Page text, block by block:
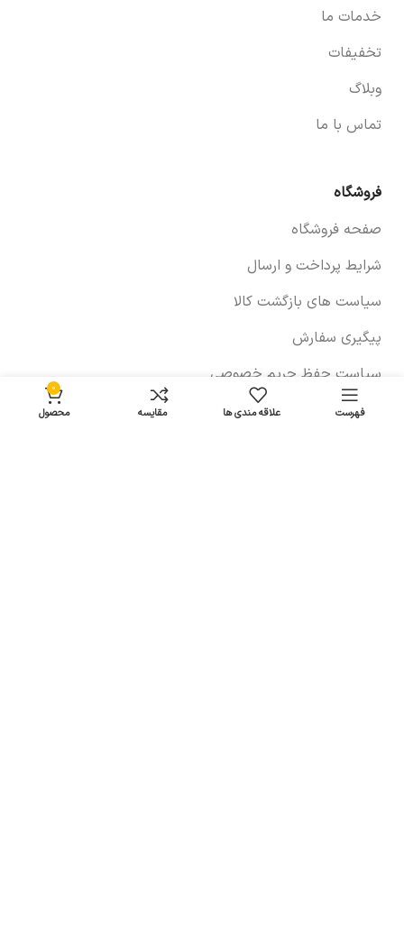
خدمات ما
تخفیفات
وبلاگ
تماس با ما
فروشگاه
صفحه فروشگاه
شرایط پرداخت و ارسال
سیاست های بازگشت کالا
پیگیری سفارش
سیاست حفظ حریم خصوصی
فهرست علاقه مندی ها مقایسه
0
محصول